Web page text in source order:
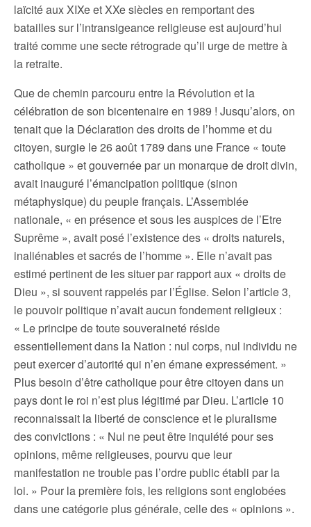
laïcité aux XIXe et XXe siècles en remportant des
batailles sur l’intransigeance religieuse est aujourd’hui
traité comme une secte rétrograde qu’il urge de mettre à
la retraite.
Que de chemin parcouru entre la Révolution et la
célébration de son bicentenaire en 1989 ! Jusqu’alors, on
tenait que la Déclaration des droits de l’homme et du
citoyen, surgie le 26 août 1789 dans une France « toute
catholique » et gouvernée par un monarque de droit divin,
avait inauguré l’émancipation politique (sinon
métaphysique) du peuple français. L’Assemblée
nationale, « en présence et sous les auspices de l’Etre
Suprême », avait posé l’existence des « droits naturels,
inaliénables et sacrés de l’homme ». Elle n’avait pas
estimé pertinent de les situer par rapport aux « droits de
Dieu », si souvent rappelés par l’Église. Selon l’article 3,
le pouvoir politique n’avait aucun fondement religieux :
« Le principe de toute souveraineté réside
essentiellement dans la Nation : nul corps, nul individu ne
peut exercer d’autorité qui n’en émane expressément. »
Plus besoin d’être catholique pour être citoyen dans un
pays dont le roi n’est plus légitimé par Dieu. L’article 10
reconnaissait la liberté de conscience et le pluralisme
des convictions : « Nul ne peut être inquiété pour ses
opinions, même religieuses, pourvu que leur
manifestation ne trouble pas l’ordre public établi par la
loi. » Pour la première fois, les religions sont englobées
dans une catégorie plus générale, celle des « opinions ».